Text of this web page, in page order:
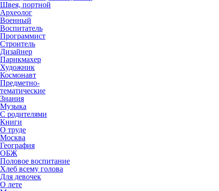
Швея, портной
Археолог
Военный
Воспитатель
Программист
Строитель
Дизайнер
Парикмахер
Художник
Космонавт
Предметно-
тематические
Знания
Музыка
С родителями
Книги
О труде
Москва
География
ОБЖ
Половое воспитание
Хлеб всему голова
Для девочек
О лете